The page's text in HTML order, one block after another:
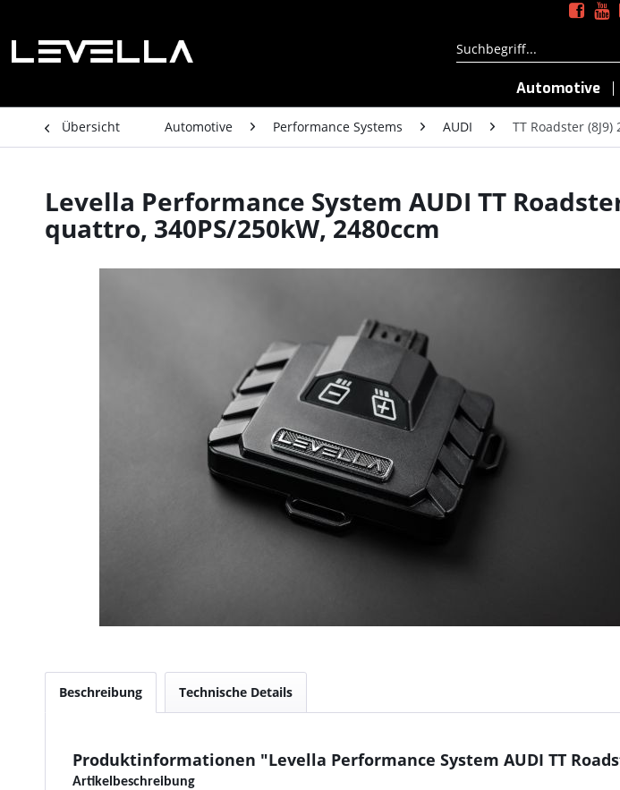
Automotive
Übersicht Automotive Performance Systems AUDI TT Roadster (8J9)
Levella Performance System AUDI TT Roadster
quattro, 340PS/250kW, 2480ccm
Beschreibung Technische Details
Produktinformationen "Levella Performance System AUDI TT
Artikelbeschreibung